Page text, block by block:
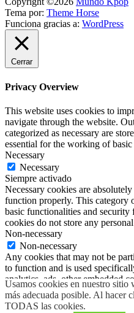
Tema por: Theme Horse
Funciona gracias a: WordPress
Usamos cookies en nuestro sitio
más adecuada posible. Al hacer
TODAS las cookies.
Cerrar
Privacy Overview
This website uses cookies to
navigate through the website.
categorized as necessary are
essential for the working of
Necessary
Necessary
Siempre activado
Necessary cookies are
function properly. This category
basic functionalities and security
cookies do not store any
Non-necessary
Non-necessary
Any cookies that may not be
to function and is used
analytics, ads, other embedded
cookies. It is mandatory to
these cookies on your website.